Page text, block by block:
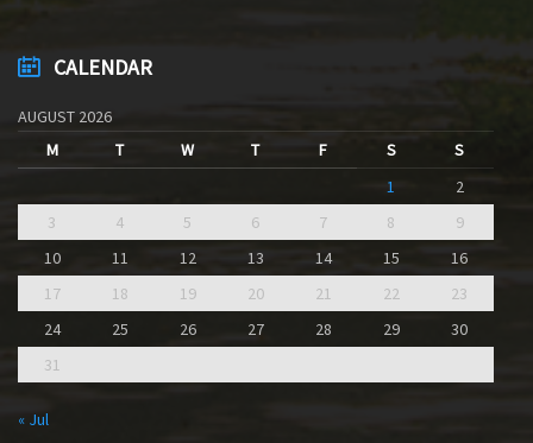
CALENDAR
AUGUST 2026
M
T W T F S
S
1
2
3
4 5 6 7 8
9
10
11 12 13 14 15
16
17
18 19 20 21 22
23
24
25 26 27 28 29
30
31
« Jul